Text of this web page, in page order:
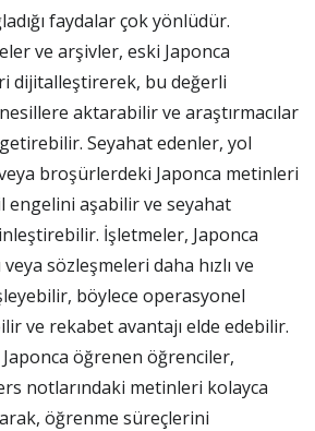
faydalar çok yönlüdür.
ve arşivler, eski Japonca
dijitalleştirerek, bu değerli
aktarabilir ve araştırmacılar
Seyahat edenler, yol
broşürlerdeki Japonca metinleri
engelini aşabilir ve seyahat
İşletmeler, Japonca
sözleşmeleri daha hızlı ve
böylece operasyonel
ve rekabet avantajı elde edebilir.
Japonca öğrenen öğrenciler,
notlarındaki metinleri kolayca
öğrenme süreçlerini